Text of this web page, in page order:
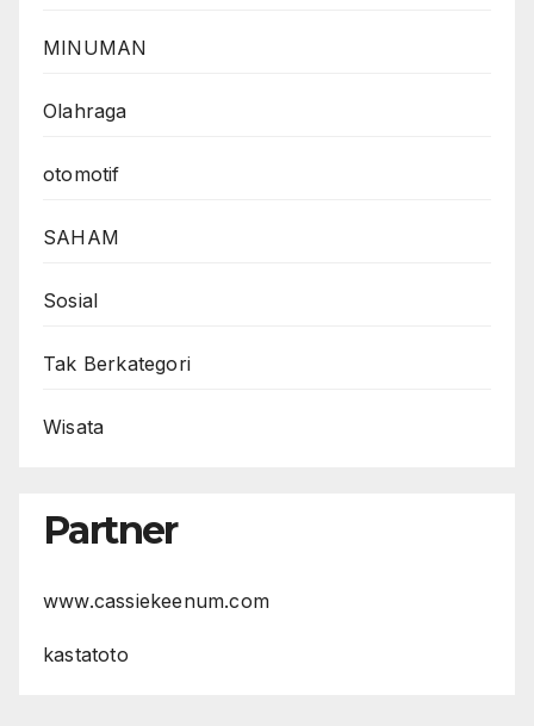
MINUMAN
Olahraga
otomotif
SAHAM
Sosial
Tak Berkategori
Wisata
Partner
www.cassiekeenum.com
kastatoto